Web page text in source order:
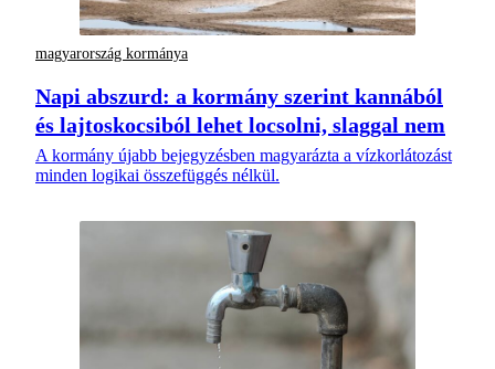
magyarország kormánya
Napi abszurd: a kormány szerint kannából
és lajtoskocsiból lehet locsolni, slaggal nem
A kormány újabb bejegyzésben magyarázta a vízkorlátozást
minden logikai összefüggés nélkül.